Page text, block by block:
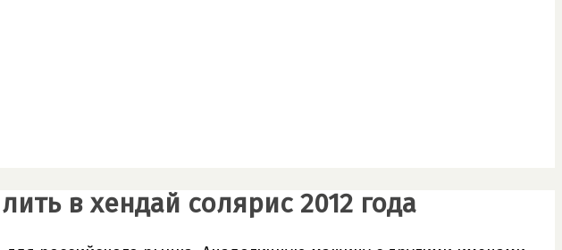
в хендай солярис 2012 года